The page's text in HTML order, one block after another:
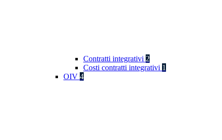
Contratti integrativi 2
Costi contratti integrativi 1
OIV 4